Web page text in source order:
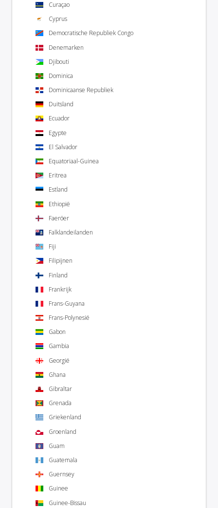
Curaçao
Cyprus
Democratische Republiek Congo
Denemarken
Djibouti
Dominica
Dominicaanse Republiek
Duitsland
Ecuador
Egypte
El Salvador
Equatoriaal-Guinea
Eritrea
Estland
Ethiopië
Faeröer
Falklandeilanden
Fiji
Filipijnen
Finland
Frankrijk
Frans-Guyana
Frans-Polynesië
Gabon
Gambia
Georgië
Ghana
Gibraltar
Grenada
Griekenland
Groenland
Guam
Guatemala
Guernsey
Guinee
Guinee-Bissau